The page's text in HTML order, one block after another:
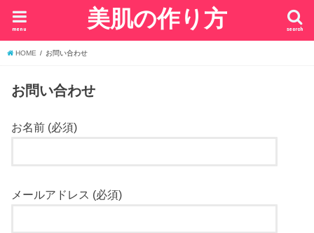
美肌の作り方 search
menu
HOME お問い合わせ
お問い合わせ
お名前 (必須)
メールアドレス (必須)